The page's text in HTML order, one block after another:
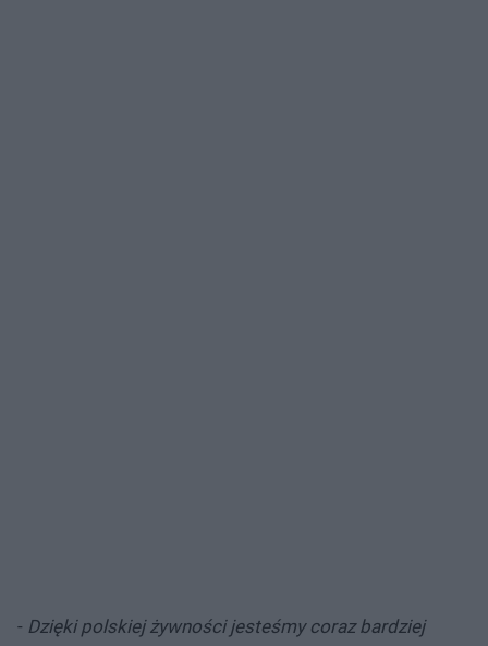
- Dzięki polskiej żywności jesteśmy coraz bardziej